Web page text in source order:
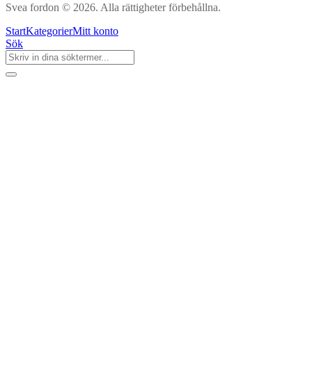
Svea fordon © 2026. Alla rättigheter förbehållna.
StartKategorierMitt konto
Sök